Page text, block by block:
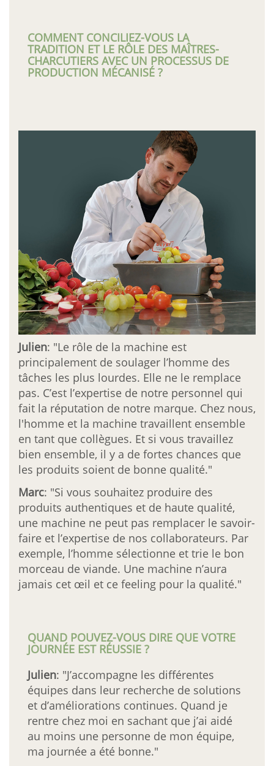
COMMENT CONCILIEZ-VOUS LA
TRADITION ET LE RÔLE DES MAÎTRES-
CHARCUTIERS AVEC UN PROCESSUS DE
PRODUCTION MÉCANISÉ ?
Julien: "Le rôle de la machine est
principalement de soulager l’homme des
tâches les plus lourdes. Elle ne le remplace
pas. C’est l’expertise de notre personnel qui
fait la réputation de notre marque. Chez nous,
l'homme et la machine travaillent ensemble
en tant que collègues. Et si vous travaillez
bien ensemble, il y a de fortes chances que
les produits soient de bonne qualité."
Marc: "Si vous souhaitez produire des
produits authentiques et de haute qualité,
une machine ne peut pas remplacer le savoir-
faire et l’expertise de nos collaborateurs. Par
exemple, l’homme sélectionne et trie le bon
morceau de viande. Une machine n’aura
jamais cet œil et ce feeling pour la qualité."
QUAND POUVEZ-VOUS DIRE QUE VOTRE
JOURNÉE EST RÉUSSIE ?
Julien: "J’accompagne les différentes
équipes dans leur recherche de solutions
et d’améliorations continues. Quand je
rentre chez moi en sachant que j’ai aidé
au moins une personne de mon équipe,
ma journée a été bonne."